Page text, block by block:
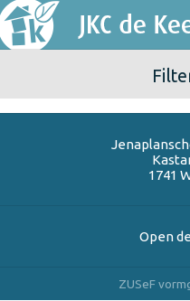
E-mail
1741
Open
ZUSeF